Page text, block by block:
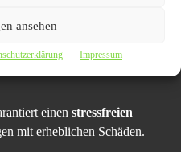
ansehen
Impressum
Kaufvertrag
Wunsch Abmeldung des
einen stressfreien
mit erheblichen Schäden.